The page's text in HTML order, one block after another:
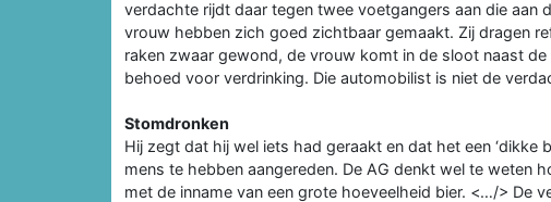
verdachte rijdt daar tegen twee voetgangers aan die aan
vrouw hebben zich goed zichtbaar gemaakt. Zij dragen
raken zwaar gewond, de vrouw komt in de sloot naast
behoed voor verdrinking. Die automobilist is niet de
Stomdronken
Hij zegt dat hij wel iets had geraakt en dat het een ‘dikke
mens te hebben aangereden. De AG denkt wel te weten
met de inname van een grote hoeveelheid bier. <…/> De